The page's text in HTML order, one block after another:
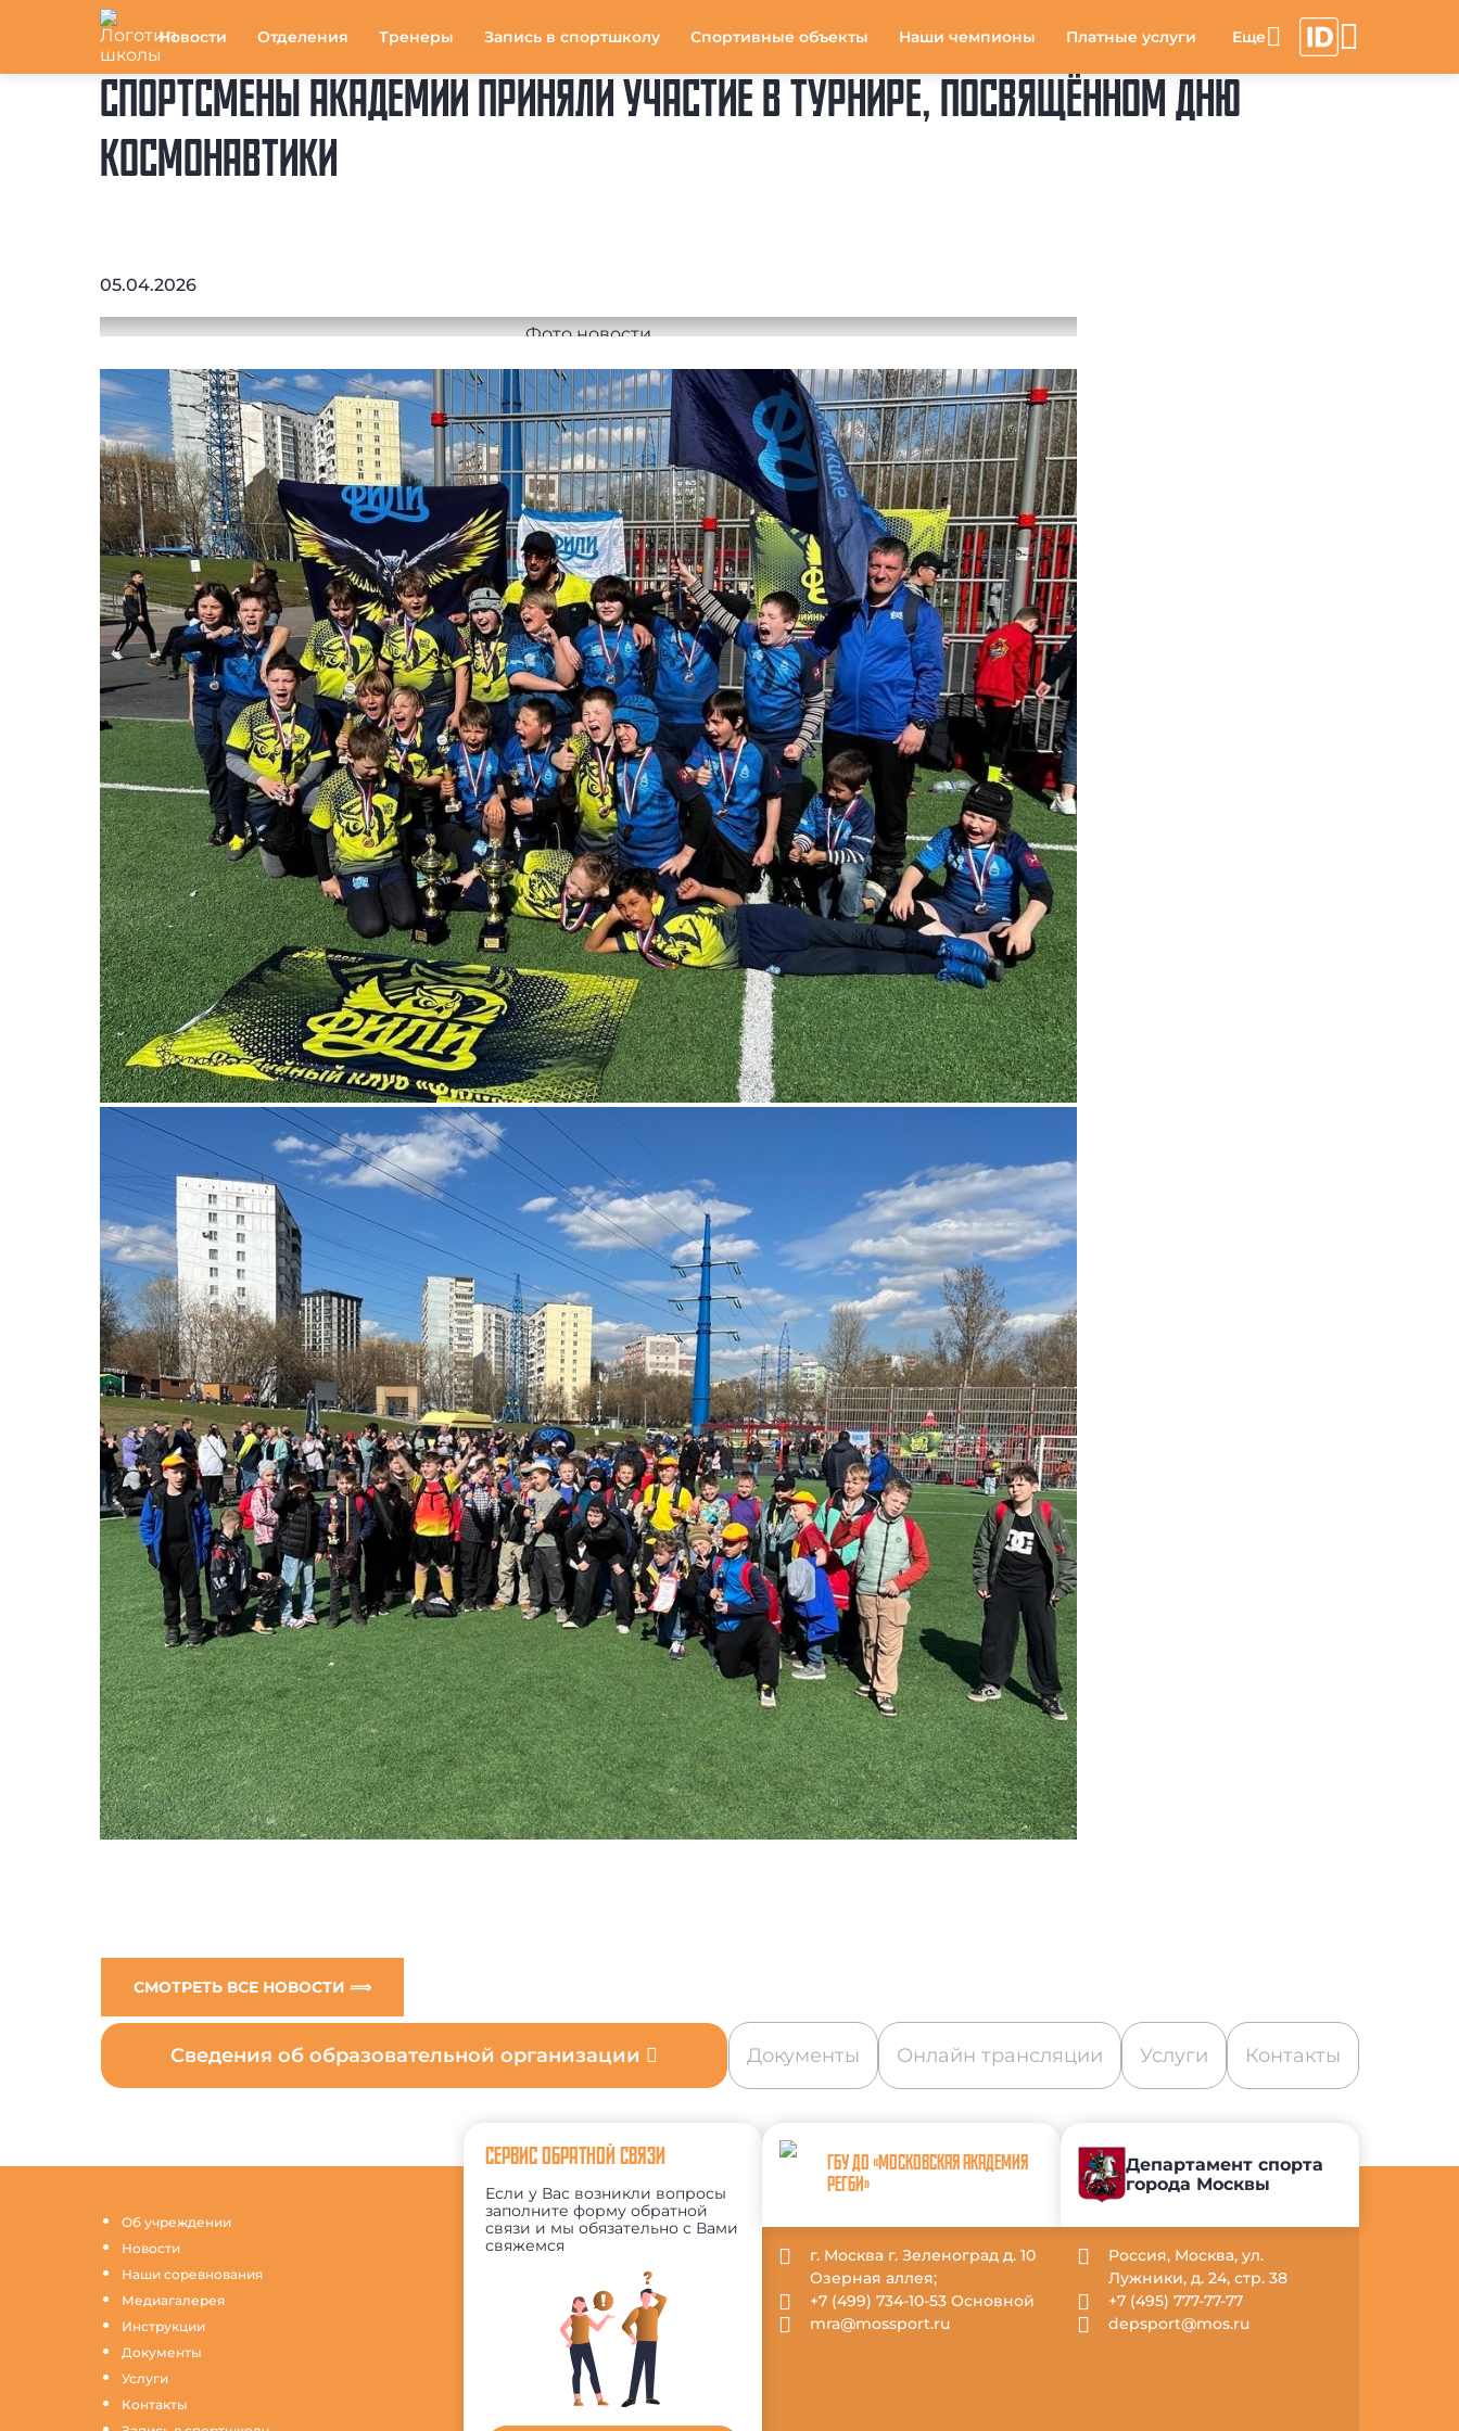
Новости Отделения Тренеры Запись в спортшколу Спортивные объекты Наши чемпионы Платные услуги
СПОРТСМЕНЫ АКАДЕМИИ ПРИНЯЛИ УЧАСТИЕ В ТУРНИРЕ, ПОСВЯЩЁННОМ ДНЮ
КОСМОНАВТИКИ
05.04.2026
СМОТРЕТЬ ВСЕ НОВОСТИ ⟹
Сведения об образовательной организации Документы Онлайн трансляции Услуги Контакты
Об учреждении
Новости
Наши соревнования
Медиагалерея
Инструкции
Документы
Услуги
Контакты
СЕРВИС ОБРАТНОЙ СВЯЗИ
Если у Вас возникли вопросы
заполните форму обратной
связи и мы обязательно с Вами
свяжемся
ГБУ ДО «МОСКОВСКАЯ АКАДЕМИЯ
РЕГБИ»
г. Москва г. Зеленоград д. 10
Озерная аллея;
+7 (499) 734-10-53 Основной
mra@mossport.ru
Департамент спорта
города Москвы
Россия, Москва, ул.
Лужники, д. 24, стр. 38
+7 (495) 777-77-77
depsport@mos.ru